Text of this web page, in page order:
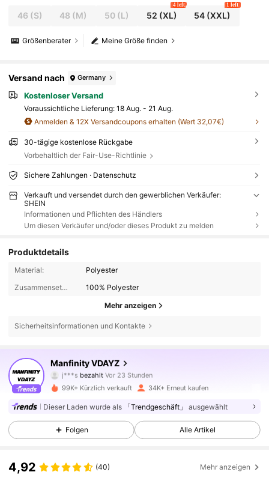
46 (S) 48 (M) 50(L) 52 (XL)
4 left
54 (XXL)
1 left
Meine Größe finden
Größenberater
Versand nach Germany
Kostenloser Versand
Voraussichtliche Lieferung: 18 Aug. - 21 Aug.
Anmelden & 12X Versandcoupons erhalten (Wert 32,07€)
30-tägige kostenlose Rückgabe
Vorbehaltlich der Fair-Use-Richtlinie
Sichere Zahlungen · Datenschutz
Verkauft und versendet durch den gewerblichen Verkäufer:
SHEIN
Informationen und Pflichten des Händlers
Um diesen Verkäufer und/oder dieses Produkt zu melden
Produktdetails
Material:
Polyester
Zusammensetzung:
100% Polyester
Mehr anzeigen
Sicherheitsinformationen und Kontakte
Manfinity VDAYZ
j***sbezahltVor 23 Stunden
k***8 istVor 1 Stundengefolgt
4,90 32K Follower
99K+ Kürzlich verkauft 34K+ Erneut kaufen
Dieser Laden wurde als 「Trendgeschäft」 ausgewählt
Folgen Alle Artikel
4,92 (40) Mehr anzeigen